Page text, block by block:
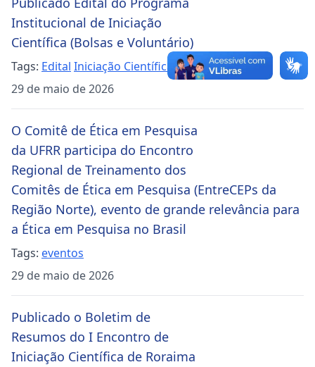
Institucional de Iniciação
Científica (Bolsas e Voluntário)
Tags: Edital Iniciação Científica
29 de maio de 2026
O Comitê de Ética em Pesquisa
da UFRR participa do Encontro
Regional de Treinamento dos
Comitês de Ética em Pesquisa (EntreCEPs da
Região Norte), evento de grande relevância para
a Ética em Pesquisa no Brasil
Tags: eventos
29 de maio de 2026
Publicado o Boletim de
Resumos do I Encontro de
Iniciação Científica de Roraima